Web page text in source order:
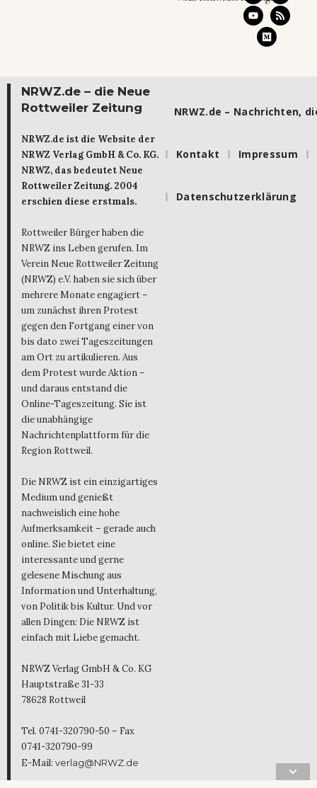
NRWZ.de – die Neue
Rottweiler Zeitung
NRWZ.de ist die Website der
NRWZ Verlag GmbH & Co. KG.
NRWZ, das bedeutet Neue
Rottweiler Zeitung. 2004
erschien diese erstmals.
Rottweiler Bürger haben die
NRWZ ins Leben gerufen. Im
Verein Neue Rottweiler Zeitung
(NRWZ) e.V. haben sie sich über
mehrere Monate engagiert –
um zunächst ihren Protest
gegen den Fortgang einer von
bis dato zwei Tageszeitungen
am Ort zu artikulieren. Aus
dem Protest wurde Aktion –
und daraus entstand die
Online-Tageszeitung. Sie ist
die unabhängige
Nachrichtenplattform für die
Region Rottweil.
Die NRWZ ist ein einzigartiges
Medium und genießt
nachweislich eine hohe
Aufmerksamkeit – gerade auch
online. Sie bietet eine
interessante und gerne
gelesene Mischung aus
Information und Unterhaltung,
von Politik bis Kultur. Und vor
allen Dingen: Die NRWZ ist
einfach mit Liebe gemacht.
NRWZ Verlag GmbH & Co. KG
Hauptstraße 31-33
78628 Rottweil
Tel. 0741-320790-50 – Fax
0741-320790-99
E-Mail: verlag@NRWZ.de
NRWZ.de – Nachrichten,
Kontakt Impressum
Datenschutzerklärung